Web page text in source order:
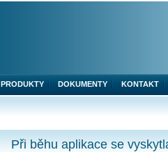
Při běhu aplikace se
PRODUKTY DOKUMENTY KONTAKT